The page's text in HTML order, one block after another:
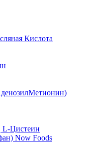
Кислота
Цистеин
Now Foods